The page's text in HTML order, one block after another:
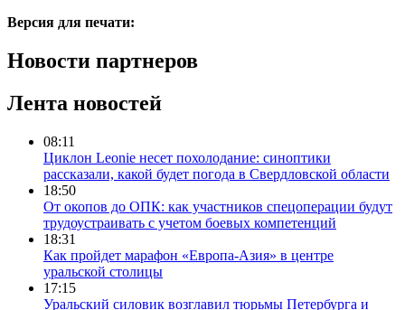
Версия для печати:
Новости партнеров
Лента новостей
08:11
Циклон Leonie несет похолодание: синоптики
рассказали, какой будет погода в Свердловской области
18:50
От окопов до ОПК: как участников спецоперации будут
трудоустраивать с учетом боевых компетенций
18:31
Как пройдет марафон «Европа-Азия» в центре
уральской столицы
17:15
Уральский силовик возглавил тюрьмы Петербурга и